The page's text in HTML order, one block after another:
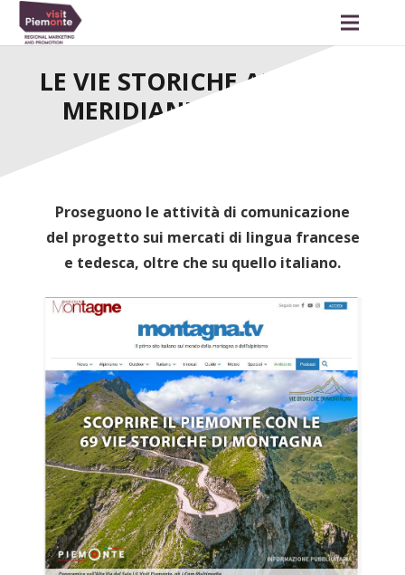
LE VIE STORICHE ANCHE SU
MERIDIANI MONTAGNE
Proseguono le attività di comunicazione
del progetto sui mercati di lingua francese
e tedesca, oltre che su quello italiano.